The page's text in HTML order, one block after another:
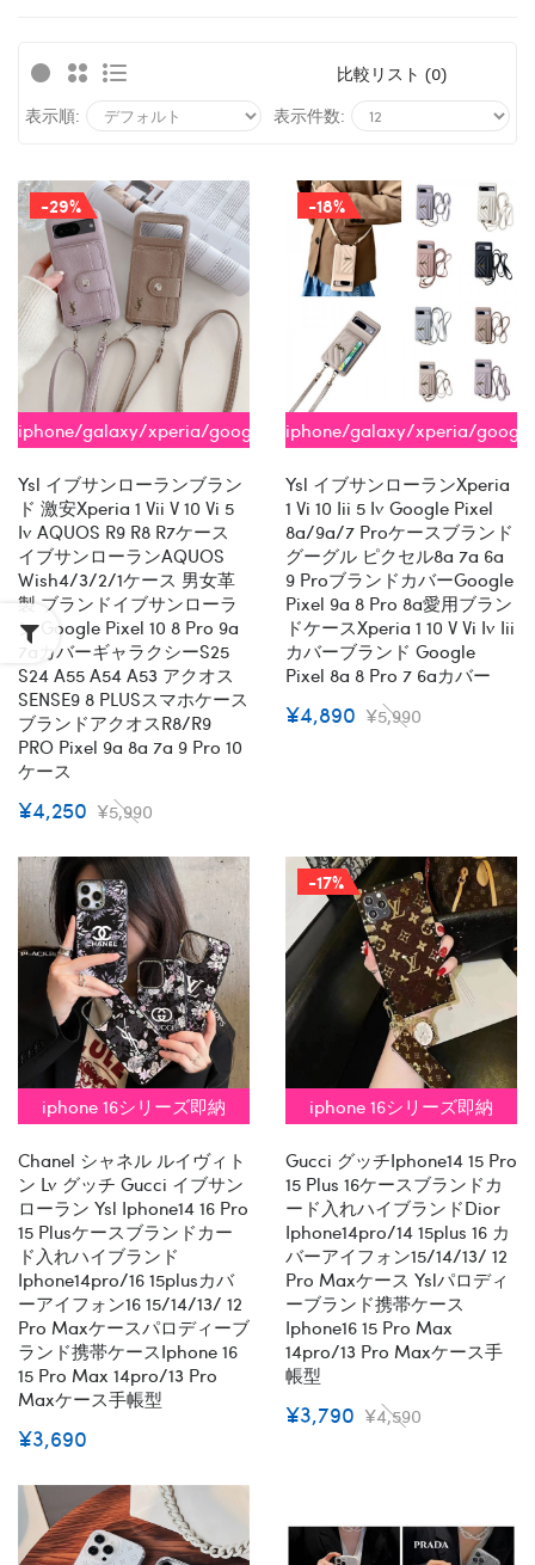
比較リスト (0)
表示順:
表示件数:
-29%
iphone/galaxy/xperia/google/aquos
Ysl イブサンローランブラン
ド 激安xperia 1 Vii V 10 Vi 5
Iv AQUOS R9 R8 R7ケース
イブサンローランAQUOS
Wish4/3/2/1ケース 男女革
製 ブランドイブサンローラ
ン Google Pixel 10 8 Pro 9a
7aカバーギャラクシーs25
S24 A55 A54 A53 アクオス
SENSE9 8 PLUSスマホケース
ブランドアクオスR8/R9
PRO Pixel 9a 8a 7a 9 Pro 10
ケース
¥4,250 ¥5,990
-18%
iphone/galaxy/xperia/google
Ysl イブサンローランxperia
1 Vi 10 Iii 5 Iv Google Pixel
8a/9a/7 Proケースブランド
グーグル ピクセル8a 7a 6a
9 ProブランドカバーGoogle
Pixel 9a 8 Pro 8a愛用ブラン
ドケースxperia 1 10 V Vi Iv Iii
カバーブランド Google
Pixel 8a 8 Pro 7 6aカバー
¥4,890 ¥5,990
iphone 16シリーズ即納
Chanel シャネル ルイヴィト
ン Lv グッチ Gucci イブサン
ローラン Ysl Iphone14 16 Pro
15 Plusケースブランドカー
ド入れハイブランド
Iphone14pro/16 15plusカバ
ーアイフォン16 15/14/13/ 12
Pro Maxケースパロディーブ
ランド携帯ケースiphone 16
15 Pro Max 14pro/13 Pro
Maxケース手帳型
¥3,690
-17%
iphone 16シリーズ即納
Gucci グッチiphone14 15 Pro
15 Plus 16ケースブランドカ
ード入れハイブランドdior
Iphone14pro/14 15plus 16 カ
バーアイフォン15/14/13/ 12
Pro Maxケース Yslパロディ
ーブランド携帯ケース
Iphone16 15 Pro Max
14pro/13 Pro Maxケース手
帳型
¥3,790 ¥4,590